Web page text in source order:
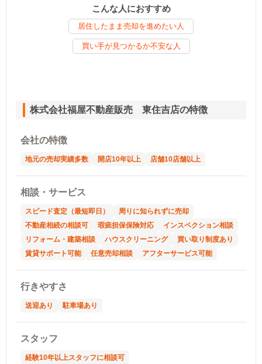
こんな人におすすめ
居住したまま売却を進めたい人
買い手が見つかるか不安な人
株式会社福屋不動産販売 東住吉店の特徴
会社の特徴
地元の売却実績多数 開店10年以上 店舗10店舗以上
相談・サービス
スピード査定（最短即日）
周りに知られずに売却
不動産相続の相談可
瑕疵担保保険対応
インスペクション相談
リフォーム・建築相談
ハウスクリーニング
買い取り制度あり
賃貸サポート可能
任意売却相談 アフターサービス可能
行きやすさ
送迎あり 駐車場あり
スタッフ
経験10年以上スタッフに相談可